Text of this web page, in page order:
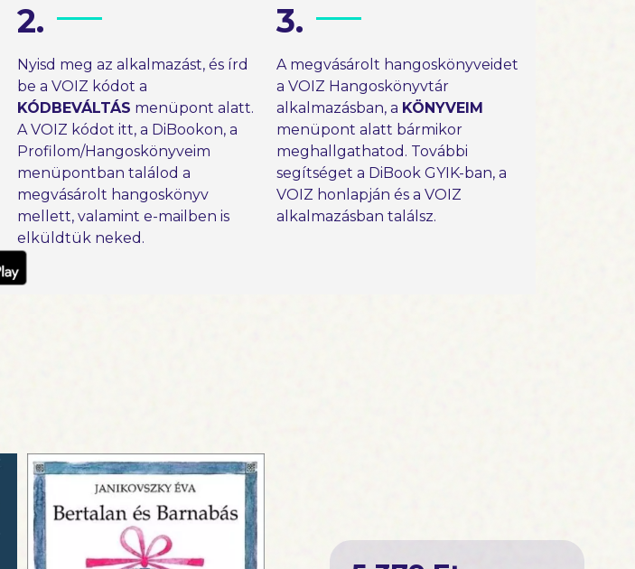
2.
Nyisd meg az alkalmazást, és írd
be a VOIZ kódot a
KÓDBEVÁLTÁS menüpont alatt.
A VOIZ kódot itt, a DiBookon, a
Profilom/Hangoskönyveim
menüpontban találod a
megvásárolt hangoskönyv
mellett, valamint e-mailben is
elküldtük neked.
3.
A megvásárolt hangoskönyveidet
a VOIZ Hangoskönyvtár
alkalmazásban, a KÖNYVEIM
menüpont alatt bármikor
meghallgathatod. További
segítséget a DiBook GYIK-ban, a
VOIZ honlapján és a VOIZ
alkalmazásban találsz.